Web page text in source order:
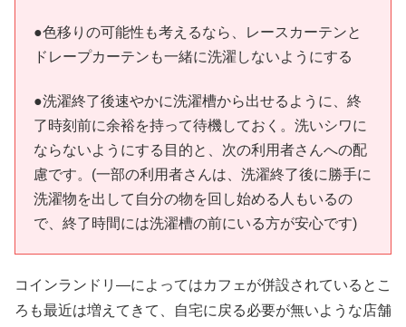
●色移りの可能性も考えるなら、レースカーテンと
ドレープカーテンも一緒に洗濯しないようにする
●洗濯終了後速やかに洗濯槽から出せるように、終
了時刻前に余裕を持って待機しておく。洗いシワに
ならないようにする目的と、次の利用者さんへの配
慮です。(一部の利用者さんは、洗濯終了後に勝手に
洗濯物を出して自分の物を回し始める人もいるの
で、終了時間には洗濯槽の前にいる方が安心です)
コインランドリ―によってはカフェが併設されているとこ
ろも最近は増えてきて、自宅に戻る必要が無いような店舗